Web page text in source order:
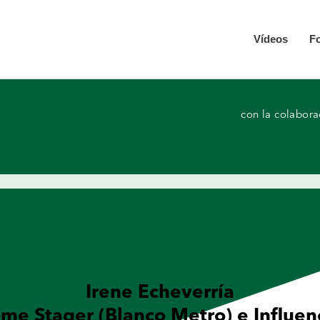
Vídeos
con la
Irene Echeverría